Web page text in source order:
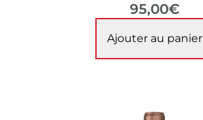
95,00€
Ajouter au panier